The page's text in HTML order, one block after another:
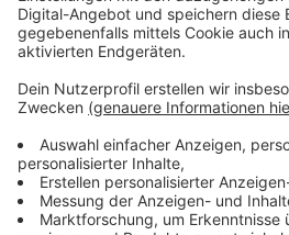
Laumanns Lösung: Der
gesteuert werden
Anzeige
Künftig soll der Zugang zur
stärker strukturiert werden.